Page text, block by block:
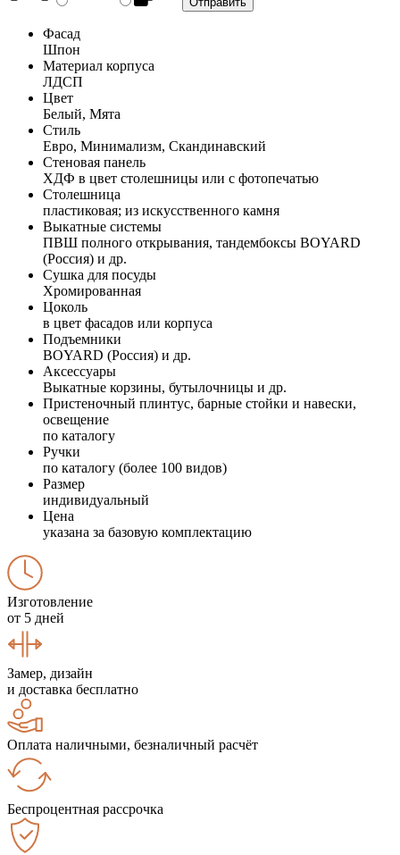
Фасад
Шпон
Материал корпуса
ЛДСП
Цвет
Белый, Мята
Стиль
Евро, Минимализм, Скандинавский
Стеновая панель
ХДФ в цвет столешницы или с фотопечатью
Столешница
пластиковая; из искусственного камня
Выкатные системы
ПВШ полного открывания, тандембоксы BOYARD
(Россия) и др.
Сушка для посуды
Хромированная
Цоколь
в цвет фасадов или корпуса
Подъемники
BOYARD (Россия) и др.
Аксессуары
Выкатные корзины, бутылочницы и др.
Пристеночный плинтус, барные стойки и навески,
освещение
по каталогу
Ручки
по каталогу (более 100 видов)
Размер
индивидуальный
Цена
указана за базовую комплектацию
Изготовление
от 5 дней
Замер, дизайн
и доставка бесплатно
Оплата наличными, безналичный расчёт
Беспроцентная рассрочка